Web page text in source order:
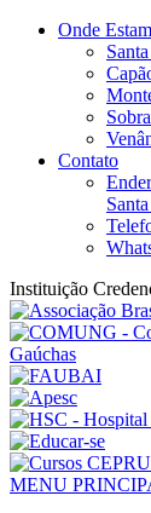
Onde
Contato
Instituição
MENU